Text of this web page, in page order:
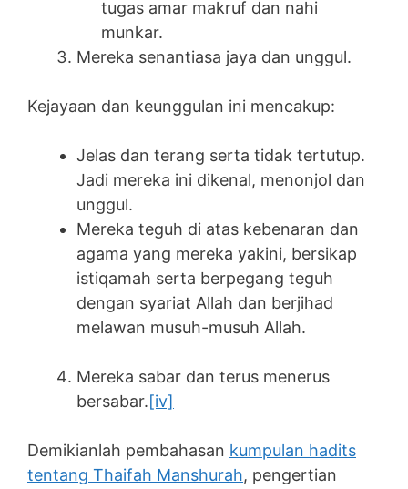
tugas amar makruf dan nahi
munkar.
Mereka senantiasa jaya dan unggul.
Kejayaan dan keunggulan ini mencakup:
Jelas dan terang serta tidak tertutup.
Jadi mereka ini dikenal, menonjol dan
unggul.
Mereka teguh di atas kebenaran dan
agama yang mereka yakini, bersikap
istiqamah serta berpegang teguh
dengan syariat Allah dan berjihad
melawan musuh-musuh Allah.
Mereka sabar dan terus menerus
bersabar.[iv]
Demikianlah pembahasan kumpulan hadits
tentang Thaifah Manshurah, pengertian